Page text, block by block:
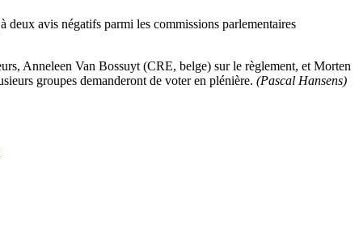
avis négatifs parmi les commissions parlementaires
Anneleen Van Bossuyt (CRE, belge) sur le règlement, et Morten
groupes demanderont de voter en plénière. (Pascal Hansens)